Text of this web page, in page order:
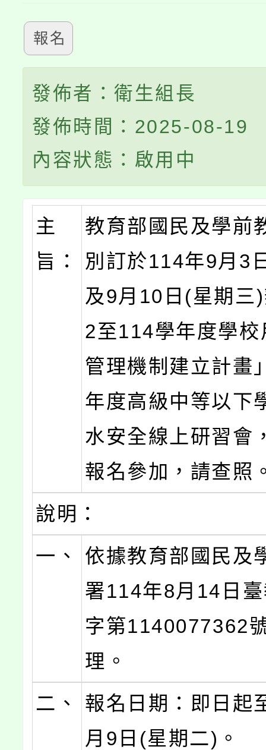
報名
發佈者：衛生組長
發佈時間：2025-08-19
內容狀態：啟用中
主
旨：
教育部國民及學前
別訂於114年9月3
及9月10日(星期三
2至114學年度學校
管理機制建立計畫
年度高級中等以下
水安全線上研習會
報名參加，請查照
說明：
一、
依據教育部國民及
署114年8月14日
字第1140077362
理。
二、
報名日期：即日起
月9日(星期二)。